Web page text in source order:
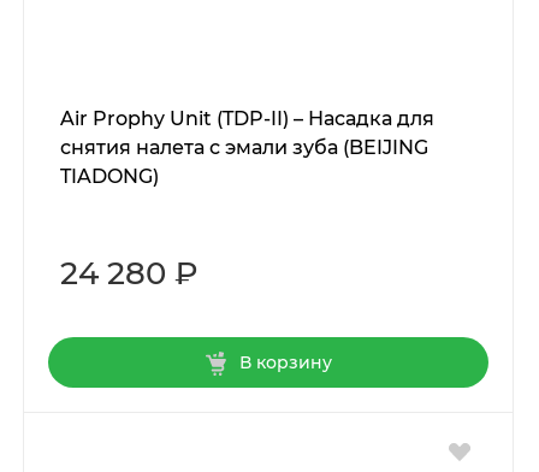
Air Prophy Unit (TDP-II) – Насадка для
снятия налета с эмали зуба (BEIJING
TIADONG)
24 280 ₽
В корзину